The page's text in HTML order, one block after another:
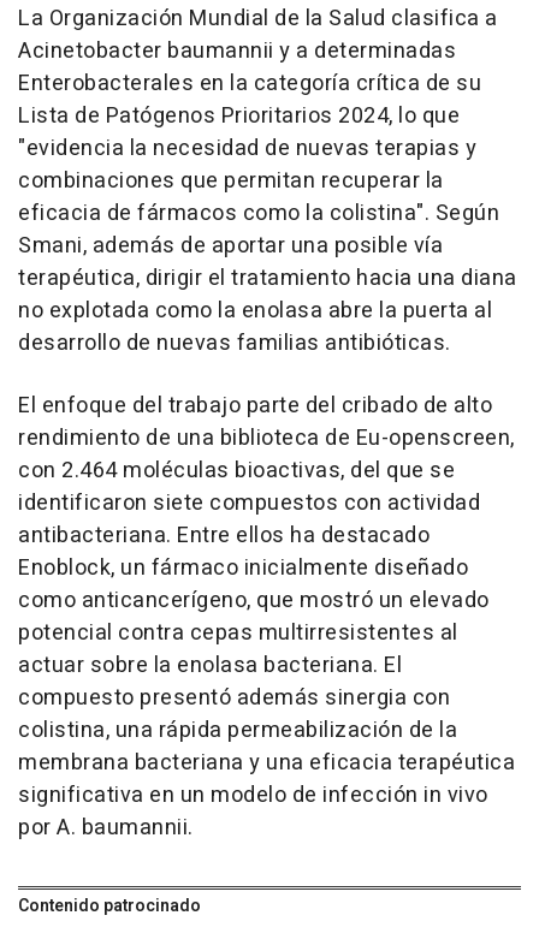
La Organización Mundial de la Salud clasifica a
Acinetobacter baumannii y a determinadas
Enterobacterales en la categoría crítica de su
Lista de Patógenos Prioritarios 2024, lo que
"evidencia la necesidad de nuevas terapias y
combinaciones que permitan recuperar la
eficacia de fármacos como la colistina". Según
Smani, además de aportar una posible vía
terapéutica, dirigir el tratamiento hacia una diana
no explotada como la enolasa abre la puerta al
desarrollo de nuevas familias antibióticas.
El enfoque del trabajo parte del cribado de alto
rendimiento de una biblioteca de Eu-openscreen,
con 2.464 moléculas bioactivas, del que se
identificaron siete compuestos con actividad
antibacteriana. Entre ellos ha destacado
Enoblock, un fármaco inicialmente diseñado
como anticancerígeno, que mostró un elevado
potencial contra cepas multirresistentes al
actuar sobre la enolasa bacteriana. El
compuesto presentó además sinergia con
colistina, una rápida permeabilización de la
membrana bacteriana y una eficacia terapéutica
significativa en un modelo de infección in vivo
por A. baumannii.
Contenido patrocinado